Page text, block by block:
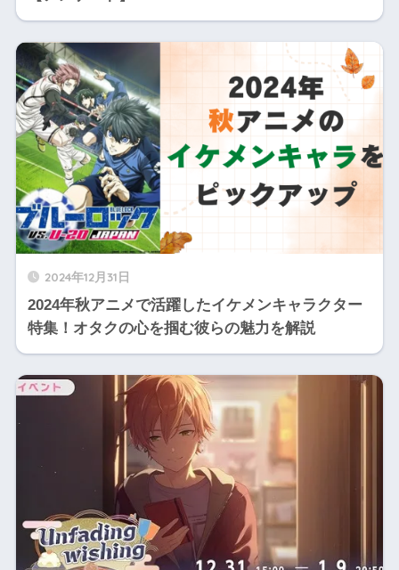
2024年12月31日
2024年秋アニメで活躍したイケメンキャラクター
特集！オタクの心を掴む彼らの魅力を解説